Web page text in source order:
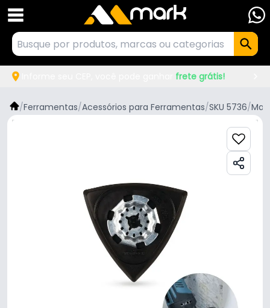
frete grátis!
/Ferramentas/Acessórios para Ferramentas/SKU 5736/